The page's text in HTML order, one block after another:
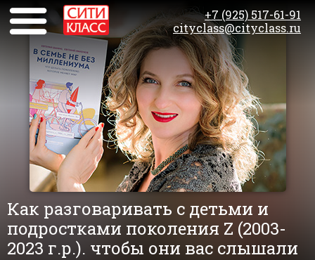
+7 (925) 517-61-91
cityclass@cityclass.ru
Как разговаривать с детьми и
подростками поколения Z (2003-
2023 г.р.). чтобы они вас слышали